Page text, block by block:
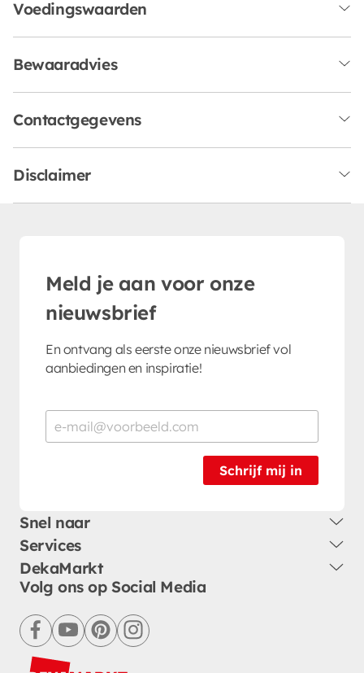
Voedingswaarden
Bewaaradvies
Contactgegevens
Disclaimer
Meld je aan voor onze
nieuwsbrief
En ontvang als eerste onze nieuwsbrief vol
aanbiedingen en inspiratie!
Schrijf mij in
Snel naar
Services
DekaMarkt
Volg ons op Social Media
facebookyoutubepinterestinstagram